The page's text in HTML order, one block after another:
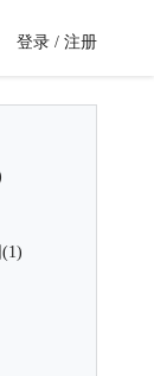
登录 / 注册